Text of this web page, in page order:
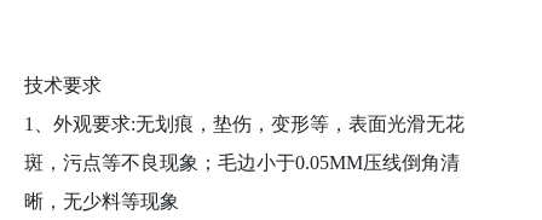
技术要求
1、外观要求:无划痕，垫伤，变形等，表面光滑无花
斑，污点等不良现象；毛边小于0.05MM压线倒角清
晰，无少料等现象